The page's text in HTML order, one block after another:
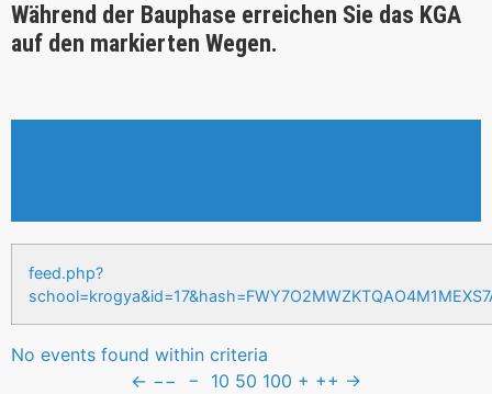
Während der Bauphase erreichen Sie das KGA
auf den markierten Wegen.
feed.php?
No events found within criteria
← −− − 10 50 100 + ++ →